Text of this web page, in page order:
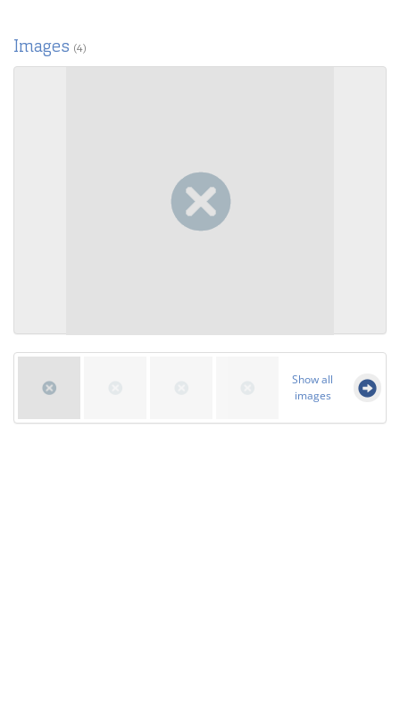
Images (4)
Show all
images